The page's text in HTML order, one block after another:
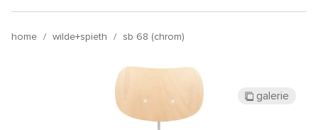
home / wilde+spieth / sb 68 (chrom)
galerie